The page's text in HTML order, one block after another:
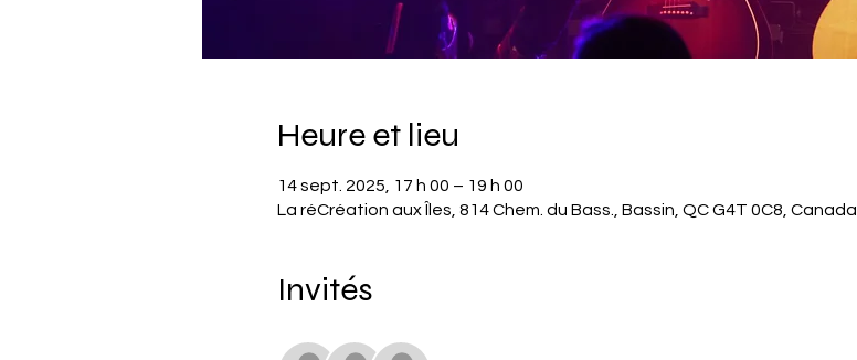
Heure et lieu
14 sept. 2025, 17 h 00 – 19 h 00
La réCréation aux Îles, 814 Chem. du Bass., Bassin, QC G4T 0C8, Canada
Invités